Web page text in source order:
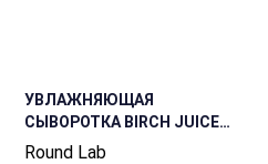
УВЛАЖНЯЮЩАЯ
СЫВОРОТКА BIRCH JUICE
MOISTURIZING SERUM 50ML
Round Lab